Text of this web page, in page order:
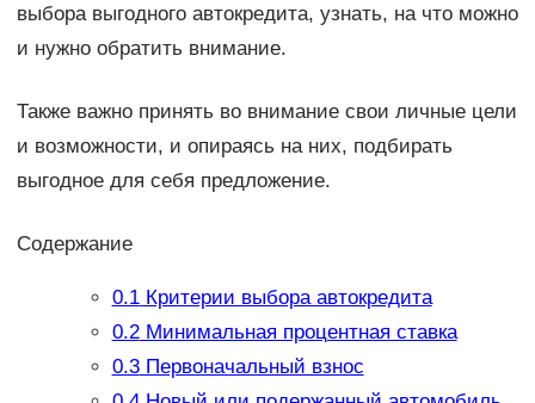
выбора выгодного автокредита, узнать, на что можно
и нужно обратить внимание.
Также важно принять во внимание свои личные цели
и возможности, и опираясь на них, подбирать
выгодное для себя предложение.
Содержание
0.1Критерии выбора автокредита
0.2Минимальная процентная ставка
0.3Первоначальный взнос